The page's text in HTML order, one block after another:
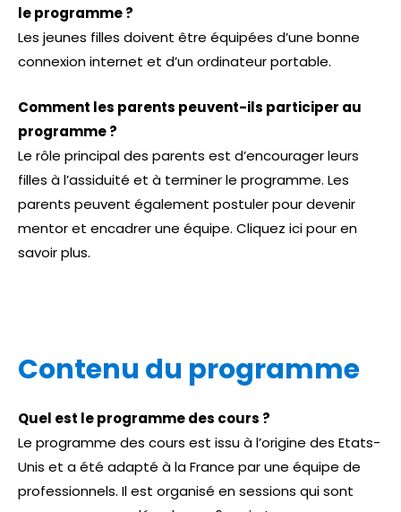
le programme ?
Les jeunes filles doivent être équipées d’une bonne
connexion internet et d’un ordinateur portable.
Comment les parents peuvent-ils participer au
programme ?
Le rôle principal des parents est d’encourager leurs
filles à l’assiduité et à terminer le programme. Les
parents peuvent également postuler pour devenir
mentor et encadrer une équipe. Cliquez ici pour en
savoir plus.
Contenu du programme
Quel est le programme des cours ?
Le programme des cours est issu à l’origine des Etats-
Unis et a été adapté à la France par une équipe de
professionnels. Il est organisé en sessions qui sont